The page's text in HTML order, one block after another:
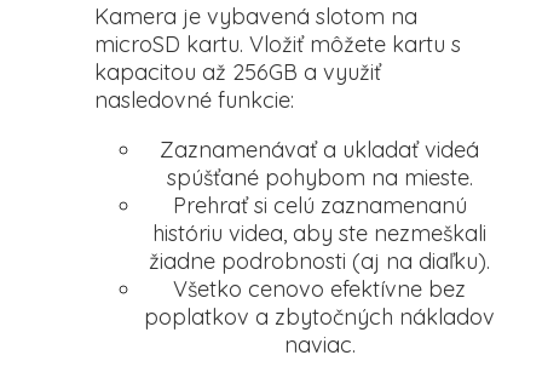
Kamera je vybavená slotom na
microSD kartu. Vložiť môžete kartu s
kapacitou až 256GB a využiť
nasledovné funkcie:
Zaznamenávať a ukladať videá
spúšťané pohybom na mieste.
Prehrať si celú zaznamenanú
históriu videa, aby ste nezmeškali
žiadne podrobnosti (aj na diaľku).
Všetko cenovo efektívne bez
poplatkov a zbytočných nákladov
naviac.